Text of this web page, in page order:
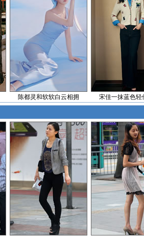
陈都灵和软软白云相拥 宋佳一抹蓝色轻